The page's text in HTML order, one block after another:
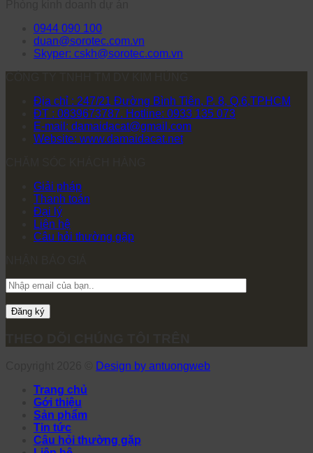
0944 090 100
duan@sorotec.com.vn
Skyper: cskh@sorotec.com.vn
Địa chỉ : 247/21 Đường Bình Tiên, P. 8, Q.6,TPHCM
ĐT : 0839673787. Hotline: 0933 135 073
E-mail: damaidacat@gmail.com
Website: www.damaidacat.net
Giải pháp
Thanh toán
Đại lý
Liên hệ
Câu hỏi thường gặp
Design by antuongweb
Trang chủ
Gới thiệu
Sản phẩm
Tin tức
Câu hỏi thường gặp